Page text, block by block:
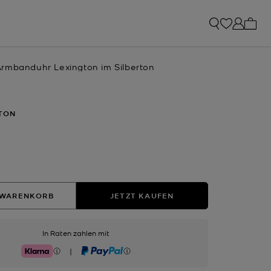
Lexington im Silberton
JETZT KAUFEN
In Raten zahlen mit
Klarna | PayPal